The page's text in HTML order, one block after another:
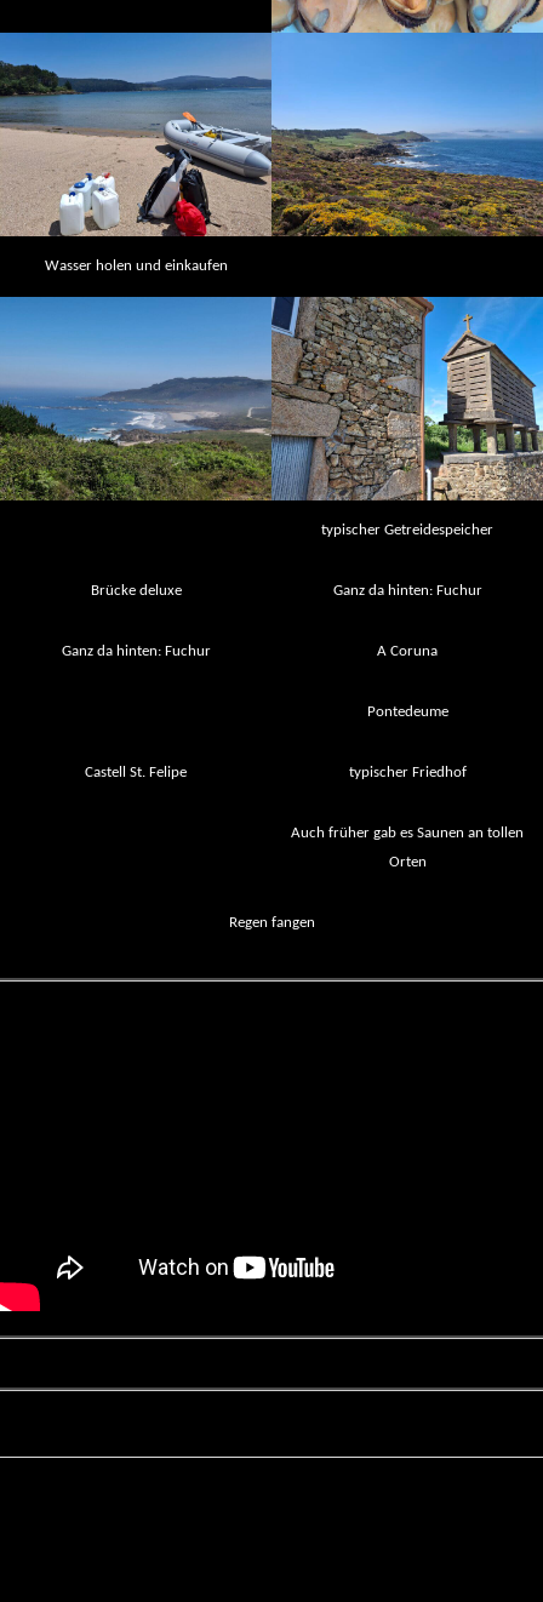
Wasser holen und einkaufen
typischer Getreidespeicher
Brücke deluxe Ganz da hinten: Fuchur
Ganz da hinten: Fuchur A Coruna
Pontedeume
Castell St. Felipe typischer Friedhof
Auch früher gab es Saunen an tollen
Orten
Regen fangen